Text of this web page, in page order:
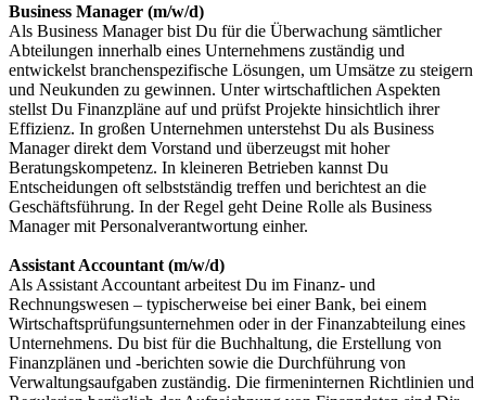
Business Manager (m/w/d)
Als Business Manager bist Du für die Überwachung sämtlicher
Abteilungen innerhalb eines Unternehmens zuständig und
entwickelst branchenspezifische Lösungen, um Umsätze zu steigern
und Neukunden zu gewinnen. Unter wirtschaftlichen Aspekten
stellst Du Finanzpläne auf und prüfst Projekte hinsichtlich ihrer
Effizienz. In großen Unternehmen unterstehst Du als Business
Manager direkt dem Vorstand und überzeugst mit hoher
Beratungskompetenz. In kleineren Betrieben kannst Du
Entscheidungen oft selbstständig treffen und berichtest an die
Geschäftsführung. In der Regel geht Deine Rolle als Business
Manager mit Personalverantwortung einher.
Assistant Accountant (m/w/d)
Als Assistant Accountant arbeitest Du im Finanz- und
Rechnungswesen – typischerweise bei einer Bank, bei einem
Wirtschaftsprüfungsunternehmen oder in der Finanzabteilung eines
Unternehmens. Du bist für die Buchhaltung, die Erstellung von
Finanzplänen und -berichten sowie die Durchführung von
Verwaltungsaufgaben zuständig. Die firmeninternen Richtlinien und